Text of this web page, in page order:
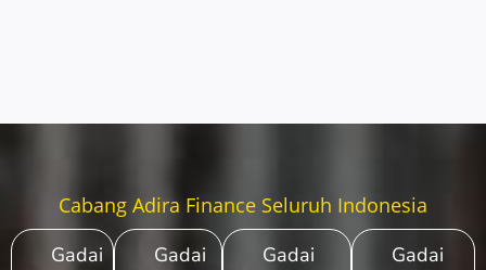
Cabang Adira Finance Seluruh Indonesia
Gadai
Gadai Gadai Gadai